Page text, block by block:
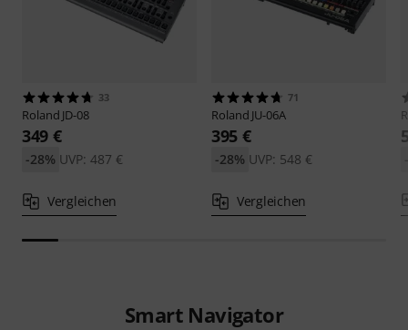
33
Roland JD-08
349 €
UVP: 487 €
-28%
Vergleichen
71
Roland JU-06A
395 €
UVP: 548 €
-28%
Vergleichen
Smart Navigator